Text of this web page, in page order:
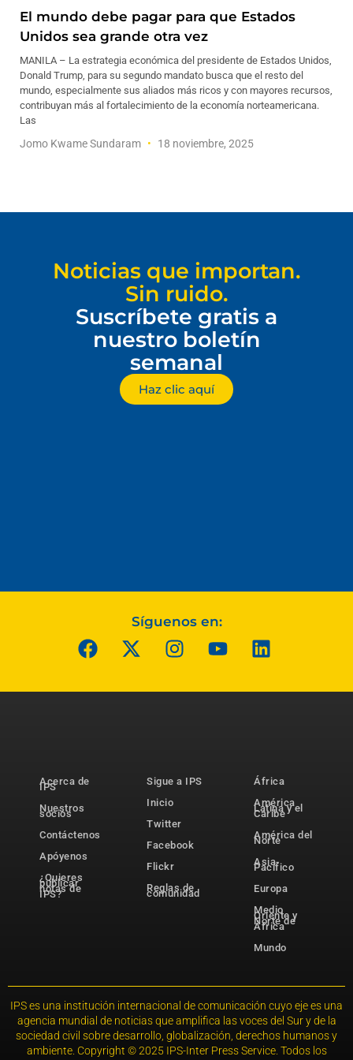
El mundo debe pagar para que Estados
Unidos sea grande otra vez
MANILA – La estrategia económica del presidente de Estados Unidos,
Donald Trump, para su segundo mandato busca que el resto del
mundo, especialmente sus aliados más ricos y con mayores recursos,
contribuyan más al fortalecimiento de la economía norteamericana.
Las
Jomo Kwame Sundaram 18 noviembre, 2025
Noticias que importan.
Sin ruido.
Suscríbete gratis a
nuestro boletín
semanal
Haz clic aquí
Síguenos en:
Acerca de
IPS
Nuestros
socios
Contáctenos
Apóyenos
¿Quieres
publicar
notas de
IPS?
Sigue a IPS
Inicio
Twitter
Facebook
Flickr
Reglas de
comunidad
África
América
Latina y el
Caribe
América del
Norte
Asia-
Pacífico
Europa
Medio
Oriente y
Norte de
África
Mundo
IPS es una institución internacional de comunicación cuyo eje es una
agencia mundial de noticias que amplifica las voces del Sur y de la
sociedad civil sobre desarrollo, globalización, derechos humanos y
ambiente. Copyright © 2025 IPS-Inter Press Service. Todos los